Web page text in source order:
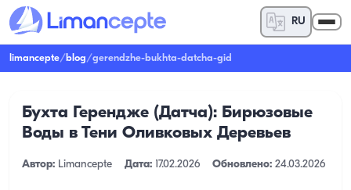
RU
limancepte/blog/gerendzhe-bukhta-datcha-gid
Бухта Герендже (Датча): Бирюзовые
Воды в Тени Оливковых Деревьев
Автор: Limancepte Дата: 17.02.2026 Обновлено: 24.03.2026